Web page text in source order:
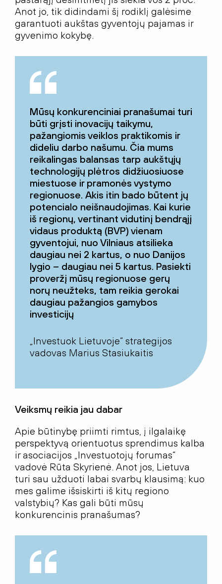
Anot jo, tik didindami šį rodiklį galėsime
garantuoti aukštas gyventojų pajamas ir
gyvenimo kokybę.
Mūsų konkurenciniai pranašumai turi
būti grįsti inovacijų taikymu,
pažangiomis veiklos praktikomis ir
dideliu darbo našumu. Čia mums
reikalingas balansas tarp aukštųjų
technologijų plėtros didžiuosiuose
miestuose ir pramonės vystymo
regionuose. Akis itin bado būtent jų
potencialo neišnaudojimas. Kai kurie
iš regionų, vertinant vidutinį bendrąjį
vidaus produktą (BVP) vienam
gyventojui, nuo Vilniaus atsilieka
daugiau nei 2 kartus, o nuo Danijos
lygio – daugiau nei 5 kartus. Pasiekti
proveržį mūsų regionuose gerų
norų neužteks, tam reikia gerokai
daugiau pažangios gamybos
investicijų
„Investuok Lietuvoje“ strategijos
vadovas Marius Stasiukaitis
Veiksmų reikia jau dabar
Apie būtinybę priimti rimtus, į ilgalaikę
perspektyvą orientuotus sprendimus kalba
ir asociacijos „Investuotojų forumas“
vadovė Rūta Skyrienė. Anot jos, Lietuva
turi sau užduoti labai svarbų klausimą: kuo
mes galime išsiskirti iš kitų regiono
valstybių? Kas gali būti mūsų
konkurencinis pranašumas?